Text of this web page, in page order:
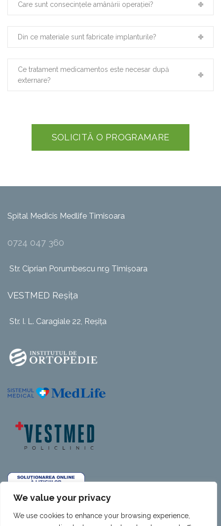
We value your privacy
We use cookies to enhance your browsing experience,
Care sunt consecințele amânării operației?
Din ce materiale sunt fabricate implanturile?
Ce tratament medicamentos este necesar după
externare?
SOLICITĂ O PROGRAMARE
Spital Medicis Medlife Timisoara
0724 047 360
Str. Ciprian Porumbescu nr.9 Timișoara
VESTMED Reșița
Str. I. L. Caragiale 22, Reșița